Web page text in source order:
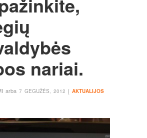
nariai.
arba 7 GEGUŽĖS, 2012 į AKTUALIJOS